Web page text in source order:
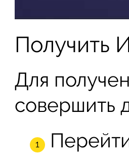
Получить
Для
совершить